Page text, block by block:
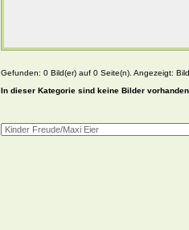
Gefunden: 0 Bild(er) auf 0 Seite(n). Angezeigt:
In dieser Kategorie sind keine Bilder vorhanden.